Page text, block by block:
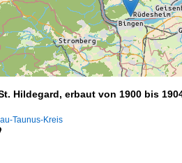
Hildegard, erbaut von 1900 bis
Taunus-Kreis